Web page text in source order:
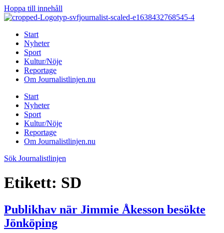
Hoppa till innehåll
Start
Nyheter
Sport
Kultur/Nöje
Reportage
Om Journalistlinjen.nu
Start
Nyheter
Sport
Kultur/Nöje
Reportage
Om Journalistlinjen.nu
Sök Journalistlinjen
Etikett: SD
Publikhav när Jimmie Åkesson besökte
Jönköping